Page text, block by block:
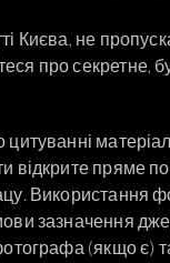
Києва, не
про секретне,
відкрите пряме
Використання
зазначення
(якщо є)